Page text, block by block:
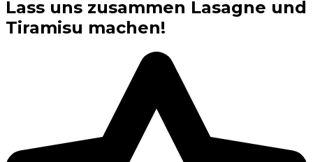
Lass uns zusammen Lasagne und
Tiramisu machen!